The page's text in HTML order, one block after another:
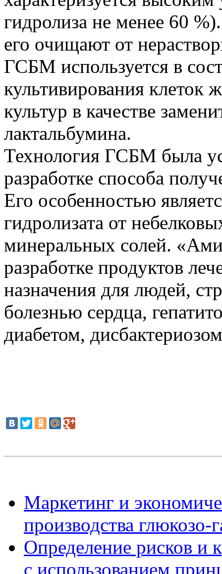
гидролиза не менее 60
его очищают от
ГСБМ используется в
культивирования клеток
культур в качестве
лактальбумина.
Технология ГСБМ была
разработке способа
Его особенностью
гидролизата от
минеральных солей.
разработке продуктов
назначения для людей,
болезнью сердца,
диабетом,
Маркетинг и
производства глюкозо-
Определение рисков и
с использованием